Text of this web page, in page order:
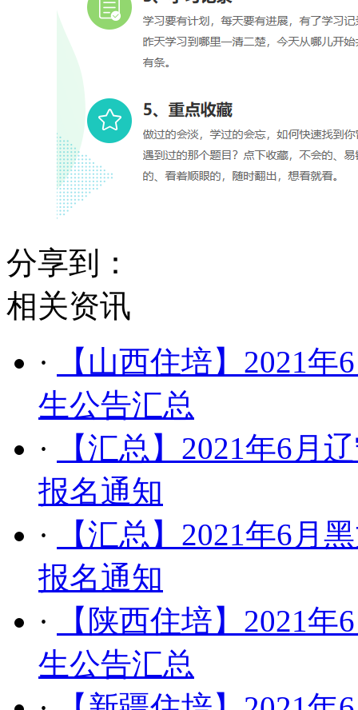
分享到：
相关资讯
·
【山西住培】​2021
生公告汇总
·
【汇总】​2021年6月
报名通知
·
【汇总】2021年6月
报名通知
·
【陕西住培】2021
生公告汇总